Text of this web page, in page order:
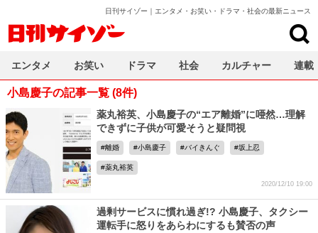
日刊サイゾー｜エンタメ・お笑い・ドラマ・社会の最新ニュース
小島慶子の記事一覧 (8件)
薬丸裕英、小島慶子の“エア離婚”に唖然…理解
できずに子供が可愛そうと疑問視
離婚 小島慶子 バイきんぐ 坂上忍
薬丸裕英
2020/12/10 19:00
過剰サービスに慣れ過ぎ!? 小島慶子、タクシー
運転手に怒りをあらわにするも賛否の声
エンタメ お笑い ドラマ 社会 カルチャー 連載